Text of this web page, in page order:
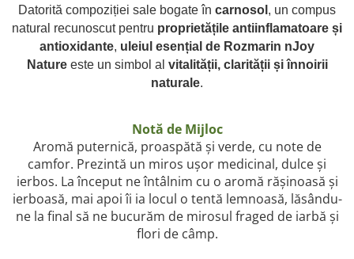
Datorită compoziției sale bogate în carnosol , un compus
natural recunoscut pentru proprietățile antiinflamatoare și
antioxidante, uleiul esențial de Rozmarin nJoy
Natureeste un simbol al vitalității, clarității și înnoirii
naturale.
Notă de Mijloc
Aromă puternică, proaspătă și verde, cu note de
camfor. Prezintă un miros ușor medicinal, dulce și
ierbos. La început ne întâlnim cu o aromă rășinoasă și
ierboasă, mai apoi îi ia locul o tentă lemnoasă, lăsându-
ne la final să ne bucurăm de mirosul fraged de iarbă și
flori de câmp.